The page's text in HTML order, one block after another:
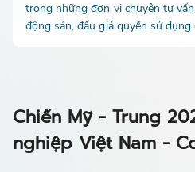
trong những đơn vị chuyên tư
động sản, đấu giá quyền sử
Chiến Mỹ - Trung
nghiệp Việt Nam -